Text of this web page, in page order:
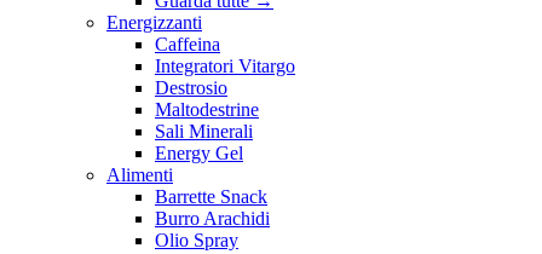
Energizzanti
Caffeina
Integratori Vitargo
Destrosio
Maltodestrine
Sali Minerali
Energy Gel
Alimenti
Barrette Snack
Burro Arachidi
Olio Spray